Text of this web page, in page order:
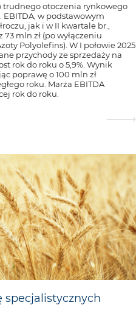
otoczenia rynkowego
w podstawowym
jak i w II kwartale br.,
mln zł (po wyłączeniu
Polyolefins). W I połowie 2025
przychody ze sprzedaży na
rok do roku o 5,9%. Wynik
poprawę o 100 mln zł
roku. Marża EBITDA
rok do roku.
specjalistycznych